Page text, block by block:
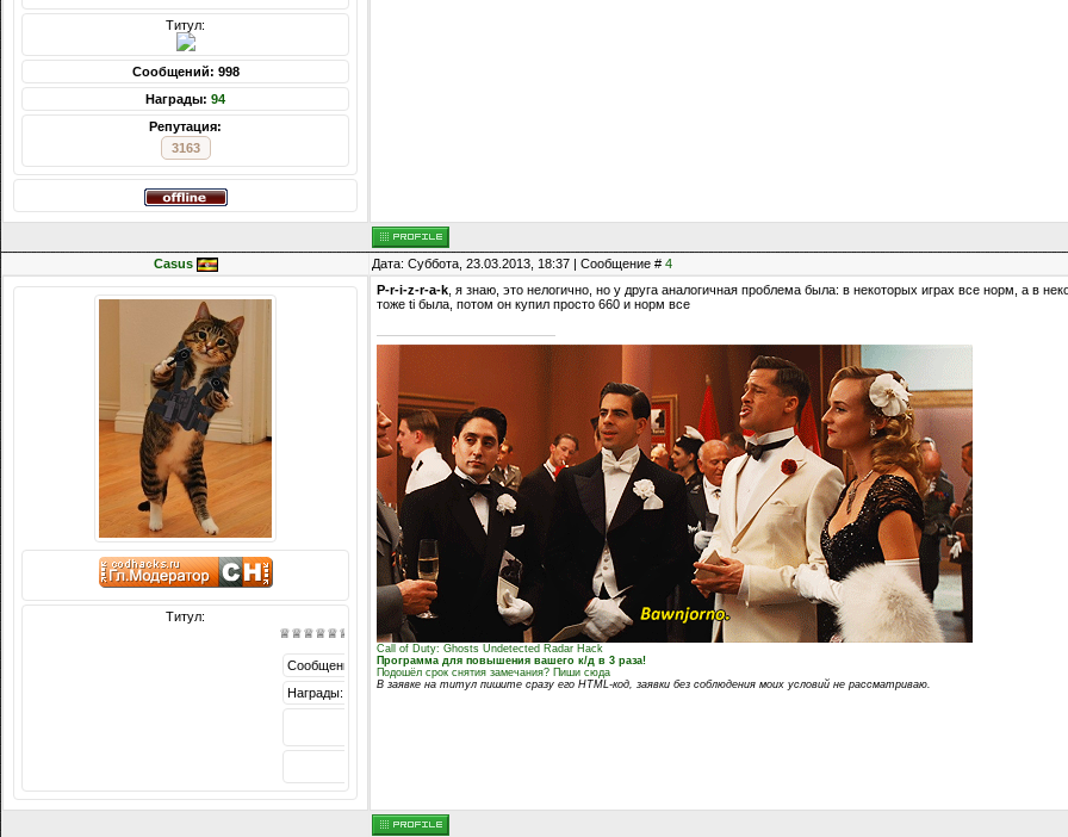
Титул:
Сообщений: 998
Награды: 94
Репутация:
3163
Casus Дата: Суббота, 23.03.2013, 18:37 | Сообщение # 4
Титул:
P-r-i-z-r-a-k , я знаю, это нелогично, но у друга аналогичная проблема была: в некоторых играх все норм, а в
тоже ti была, потом он купил просто 660 и норм все
Call of Duty: Ghosts Undetected Radar Hack
Программа для повышения вашего к/д в 3 раза!
Подошёл срок снятия замечания? Пиши сюда
В заявке на титул пишите сразу его HTML-код, заявки без соблюдения моих условий не рассматриваю.